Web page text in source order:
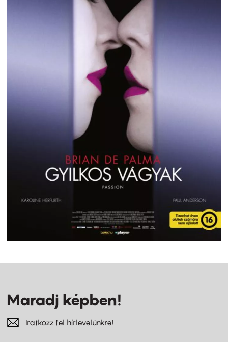
Maradj képben!
Iratkozz fel hírlevelünkre!